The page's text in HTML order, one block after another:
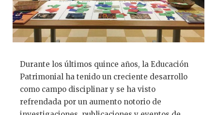
Durante los últimos quince años, la Educación
Patrimonial ha tenido un creciente desarrollo
como campo disciplinar y se ha visto
refrendada por un aumento notorio de